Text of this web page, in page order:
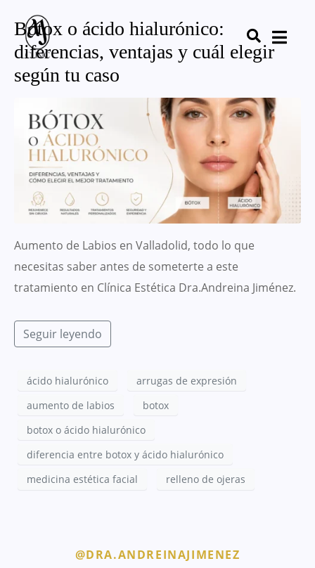
Botox o ácido hialurónico:
diferencias, ventajas y cuál elegir
según tu caso
Aumento de Labios en Valladolid, todo lo que
necesitas saber antes de someterte a este
tratamiento en Clínica Estética Dra.Andreina Jiménez.
Seguir leyendo
ácido hialurónico
arrugas de expresión
aumento de labios
botox
botox o ácido hialurónico
diferencia entre botox y ácido hialurónico
medicina estética facial
relleno de ojeras
@DRA.ANDREINAJIMENEZ